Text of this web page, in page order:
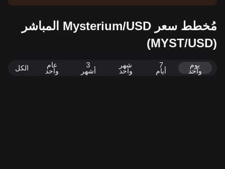
مُخطط سعر Mysterium/USD المباشر
(MYST/USD)
يوم
واحد
7
أيام
شهر
واحد
3
أشهر
عام
واحد الكل